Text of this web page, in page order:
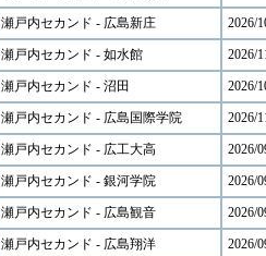
瀬戸内セカンド - 広島新庄 2026/
瀬戸内セカンド - 如水館 2026/
瀬戸内セカンド - 沼田 2026/
瀬戸内セカンド - 広島国際学院 2026/
瀬戸内セカンド - 広工大高 2026/
瀬戸内セカンド - 銀河学院 2026/
瀬戸内セカンド - 広島観音 2026/
瀬戸内セカンド - 広島翔洋 2026/